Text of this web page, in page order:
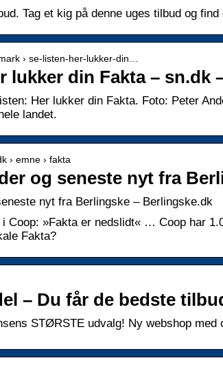
Tag et kig på denne uges tilbud og
› se-listen-her-lukker-din…
lukker din Fakta – sn.dk
Her lukker din Fakta. Foto: Peter
landet.
› emne › fakta
og seneste nyt fra
nyt fra Berlingske – Berlingske.dk
Coop: »Fakta er nedslidt« … Coop har
Fakta?
– Du får de bedste
STØRSTE udvalg! Ny webshop